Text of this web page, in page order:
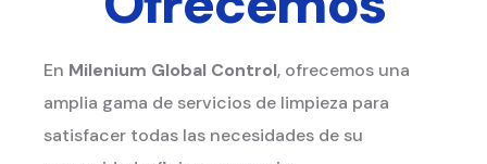
En Milenium Global Control, ofrecemos una
amplia gama de servicios de limpieza para
satisfacer todas las necesidades de su